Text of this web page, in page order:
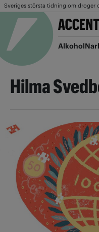
Sveriges största tidning om droger
Alkohol
Hilma